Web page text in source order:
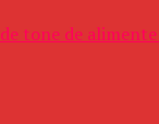
tone de